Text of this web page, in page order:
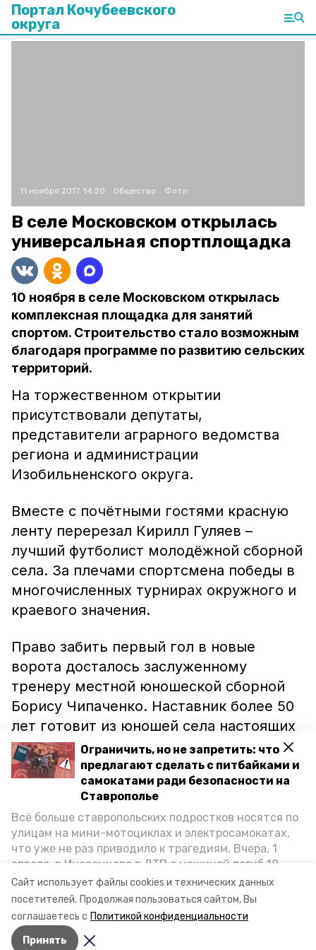
Сайт использует файлы cookies и технических данных
посетителей. Продолжая пользоваться сайтом, Вы
соглашаетесь с Политикой конфиденциальности
Принять
Ограничить, но не запретить: что
предлагают сделать с питбайками и
самокатами ради безопасности на
Ставрополье
Всё больше ставропольских подростков носятся по
улицам на мини-мотоциклах и электросамокатах,
что уже не раз приводило к трагедиям. Вчера, 1
апреля, в Иноземцево в ДТП с машиной погиб 18-
летний пассажир питбайка, катавшийся без шлема.
Как избежать несчастных случаев, обсудили на
пресс-конференции «Победы26» в РИЦ СК
представители Госавтоинспекции и Общественной
палаты Ставропольского края.
Портал Кочубеевского
округа
11 ноября 2017, 14:20 Общество Фото:
В селе Московском открылась
универсальная спортплощадка
10 ноября в селе Московском открылась
комплексная площадка для занятий
спортом. Строительство стало возможным
благодаря программе по развитию сельских
территорий.
На торжественном открытии
присутствовали депутаты,
представители аграрного ведомства
региона и администрации
Изобильненского округа.
Вместе с почётными гостями красную
ленту перерезал Кирилл Гуляев –
лучший футболист молодёжной сборной
села. За плечами спортсмена победы в
многочисленных турнирах окружного и
краевого значения.
Право забить первый гол в новые
ворота досталось заслуженному
тренеру местной юношеской сборной
Борису Чипаченко. Наставник более 50
лет готовит из юношей села настоящих
футболистов.
Кроме того, около спортивного
сооружения гости высадили памятные
деревья.
Недавно в двух кочубеевских школах
открылисьсовременные тренажёрные
залы.
Авторы: Сталина Лесь-Нелина